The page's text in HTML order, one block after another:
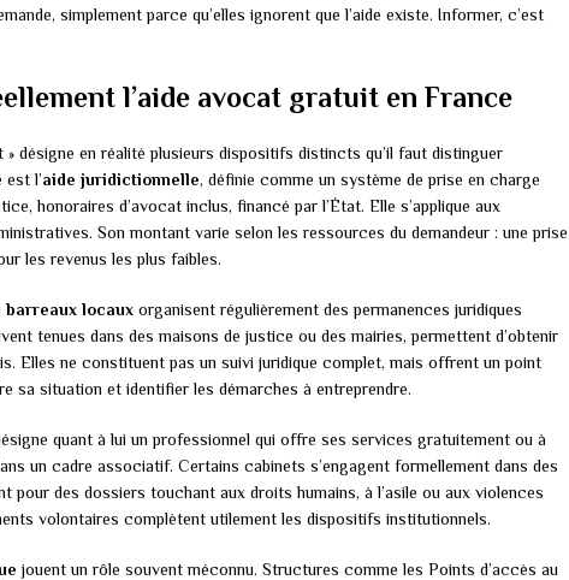
simplement parce qu’elles ignorent que l’aide existe. Informer, c’est
l’aide avocat gratuit en France
» désigne en réalité plusieurs dispositifs distincts qu’il faut distinguer
l’aide juridictionnelle, définie comme un système de prise en charge
honoraires d’avocat inclus, financé par l’État. Elle s’applique aux
Son montant varie selon les ressources du demandeur : une prise
les revenus les plus faibles.
barreaux locaux organisent régulièrement des permanences juridiques
tenues dans des maisons de justice ou des mairies, permettent d’obtenir
Elles ne constituent pas un suivi juridique complet, mais offrent un point
sa situation et identifier les démarches à entreprendre.
quant à lui un professionnel qui offre ses services gratuitement ou à
un cadre associatif. Certains cabinets s’engagent formellement dans des
pour des dossiers touchant aux droits humains, à l’asile ou aux violences
volontaires complètent utilement les dispositifs institutionnels.
jouent un rôle souvent méconnu. Structures comme les Points d’accès au